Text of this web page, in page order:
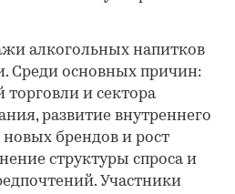
алкогольных напитков
Среди основных причин:
торговли и сектора
развитие внутреннего
брендов и рост
структуры спроса и
Участники